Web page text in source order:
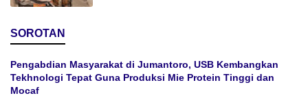
SOROTAN
Pengabdian Masyarakat di Jumantoro, USB Kembangkan
Tekhnologi Tepat Guna Produksi Mie Protein Tinggi dan
Mocaf